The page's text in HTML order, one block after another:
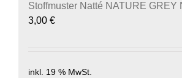
Stoffmuster Natté NATURE GREY
3,00 €
inkl. 19 % MwSt.